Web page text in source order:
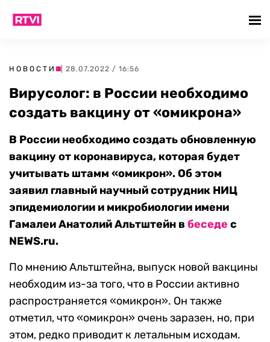
НОВОСТИ | 28.07.2022 / 16:56
Вирусолог: в России необходимо
создать вакцину от «омикрона»
В России необходимо создать обновленную
вакцину от коронавируса, которая будет
учитывать штамм «омикрон». Об этом
заявил главный научный сотрудник НИЦ
эпидемиологии и микробиологии имени
Гамалеи Анатолий Альтштейн в беседе с
NEWS.ru.
По мнению Альтштейна, выпуск новой вакцины
необходим из-за того, что в России активно
распространяется «омикрон». Он также
отметил, что «омикрон» очень заразен, но, при
этом, редко приводит к летальным исходам.